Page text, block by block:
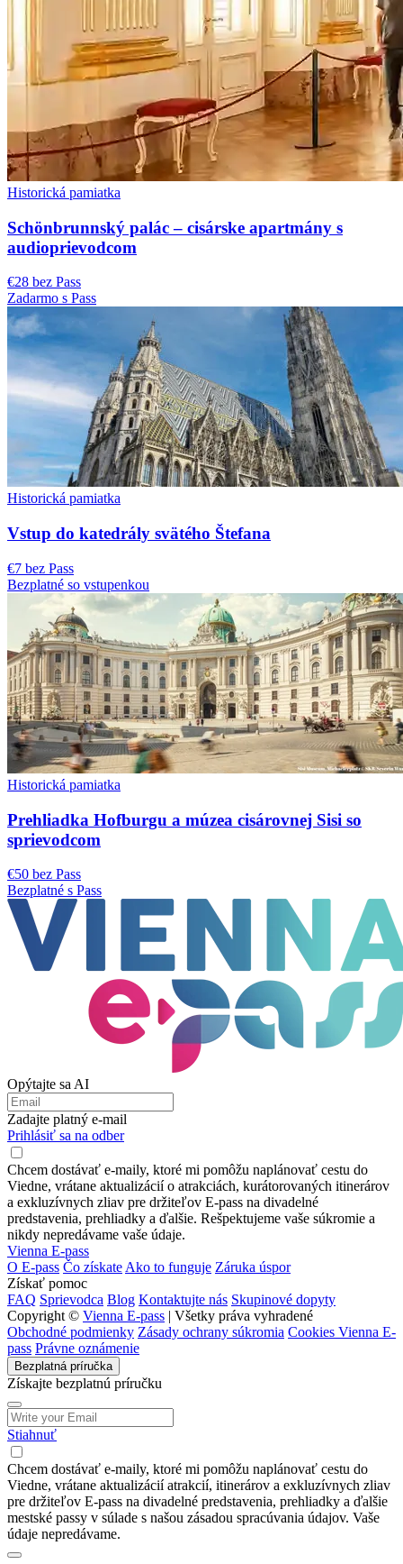
Historická pamiatka
Schönbrunnský palác – cisárske apartmány s
audioprievodcom
€28 bez Pass
Zadarmo s Pass
Historická pamiatka
Vstup do katedrály svätého Štefana
€7 bez Pass
Bezplatné so vstupenkou
Historická pamiatka
Prehliadka Hofburgu a múzea cisárovnej Sisi so
sprievodcom
€50 bez Pass
Bezplatné s Pass
Opýtajte sa AI
Zadajte platný e-mail
Prihlásiť sa na odber
Chcem dostávať e-maily, ktoré mi pomôžu naplánovať cestu do
Viedne, vrátane aktualizácií o atrakciách, kurátorovaných itinerárov
a exkluzívnych zliav pre držiteľov E-pass na divadelné
predstavenia, prehliadky a ďalšie. Rešpektujeme vaše súkromie a
nikdy nepredávame vaše údaje.
Vienna E-pass
O E-pass Čo získate Ako to funguje Záruka úspor
Získať pomoc
FAQ Sprievodca Blog Kontaktujte nás Skupinové dopyty
Copyright © Vienna E-pass | Všetky práva vyhradené
Obchodné podmienky Zásady ochrany súkromia Cookies Vienna E-
pass Právne oznámenie
Bezplatná príručka
Získajte bezplatnú príručku
Stiahnuť
Chcem dostávať e-maily, ktoré mi pomôžu naplánovať cestu do
Viedne, vrátane aktualizácií atrakcií, itinerárov a exkluzívnych zliav
pre držiteľov E-pass na divadelné predstavenia, prehliadky a ďalšie
mestské passy v súlade s našou zásadou spracúvania údajov. Vaše
údaje nepredávame.